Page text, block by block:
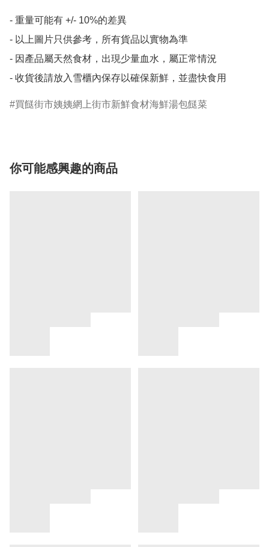
- 重量可能有 +/- 10%的差異
- 以上圖片只供參考，所有貨品以實物為準
- 因產品屬天然食材，出現少量血水，屬正常情況
買餸街市姨姨網上街市新鮮食材海鮮湯包餸菜
你可能感興趣的商品